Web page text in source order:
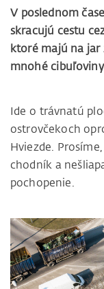
V poslednom
skracujú cestu
ktoré majú na jar
mnohé
Ide o trávnatú
ostrovčekoch
Hviezde.
chodník a
pochopenie.